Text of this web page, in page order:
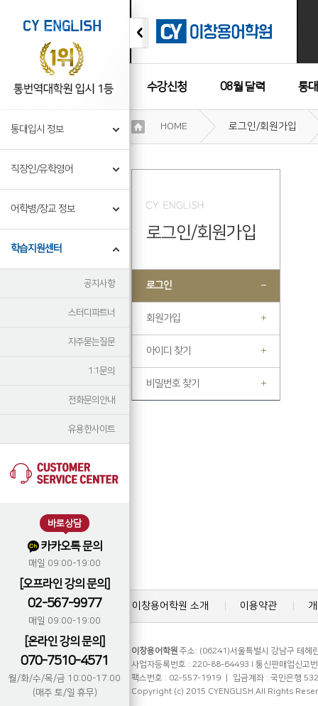
수강신청 08월 달력 통
수강후기
통대입시 정보
직장인/유학영어
어학병/장교 정보
학습지원센터
공지사항
스터디파트너
자주묻는질문
1:1문의
전화문의안내
유용한사이트
바로상담
카카오톡 문의
매일 09:00-19:00
[오프라인 강의 문의]
02-567-9977
매일 09:00-19:00
[온라인 강의 문의]
070-7510-4571
월/화/수/목/금 10:00-17:00
(매주 토/일 휴무)
기
정
HOME 로그인/회원가입
로그인/회원가입
로그인
회원가입
아이디 찾기
비밀번호 찾기
이창용어학원 소개 이용약관
이창용어학원 주소: (06241)서울특별시 강남구 테헤
사업자등록번호 : 220-88-64493 l 통신판매업신고
팩스번호 : 02-557-1919 ㅣ 입금계좌 : 국민은행
Copyright (c) 2015 CYENGLISH.All Rights